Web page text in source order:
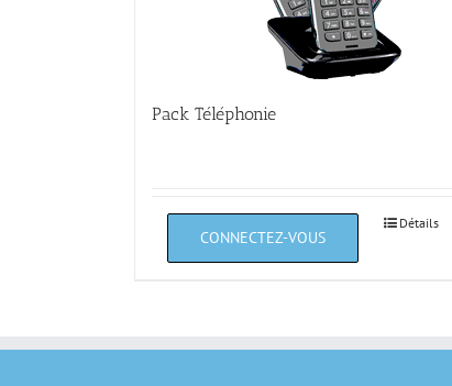
Pack Téléphonie
Détails